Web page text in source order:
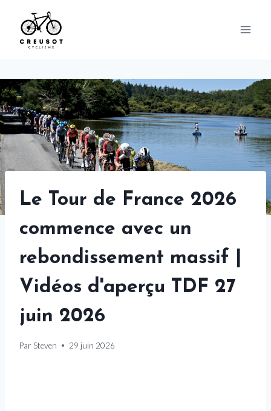
content
Le Tour de France 2026
commence avec un
rebondissement massif |
Vidéos d'aperçu TDF 27
juin 2026
Par Steven 29 juin 2026